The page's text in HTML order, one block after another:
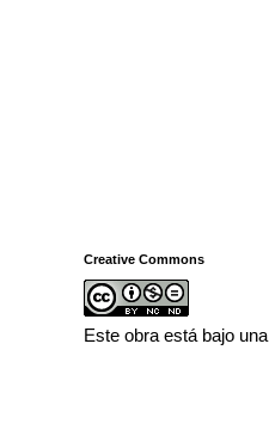
Creative Commons
Este obra está bajo una